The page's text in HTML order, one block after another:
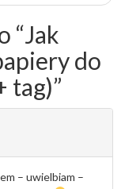
“Jak
do
tag)”
– uwielbiam –